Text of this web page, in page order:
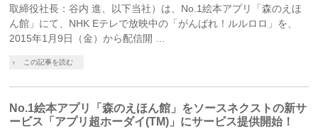
取締役社長：谷内 進、以下当社）は、No.1絵本アプリ「森のえほ
ん館」にて、NHK Eテレで放映中の「がんばれ！ルルロロ」を、
2015年1月9日（金）から配信開 …
この記事を読む
No.1絵本アプリ「森のえほん館」をソースネクストの新サ
ービス「アプリ超ホーダイ(TM)」にサービス提供開始！